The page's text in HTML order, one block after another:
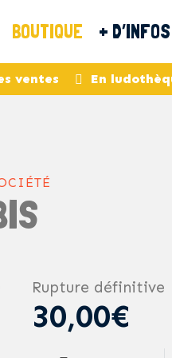
BOUTIQUE + D’INFOS
ventes En
Rupture définitive
30,00€